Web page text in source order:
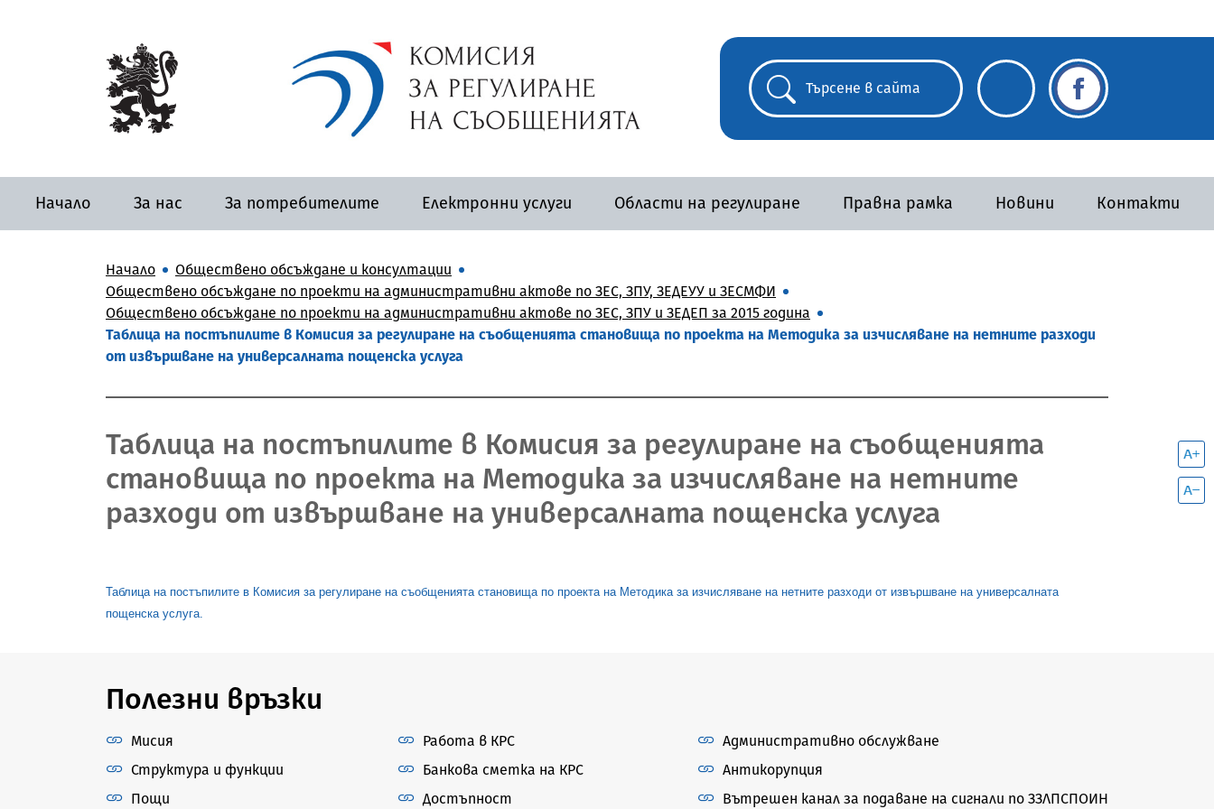
Начало За нас За потребителите Електронни услуги Области на регулиране Правна рамка Новини Контакти
Начало
Обществено обсъждане и консултации
Обществено обсъждане по проекти на административни актове по ЗЕС, ЗПУ, ЗЕДЕУУ и ЗЕСМФИ
Обществено обсъждане по проекти на административни актове по ЗЕС, ЗПУ и ЗЕДЕП за 2015 година
Таблица на постъпилите в Комисия за регулиране на съобщенията становища по проекта на Методика за изчисляване на нетните разходи
от извършване на универсалната пощенска услуга
Таблица на постъпилите в Комисия за регулиране на съобщенията
становища по проекта на Методика за изчисляване на нетните
разходи от извършване на универсалната пощенска услуга
Таблица на постъпилите в Комисия за регулиране на съобщенията становища по проекта на Методика за изчисляване на нетните разходи от извършване на универсалната
пощенска услуга.
Полезни връзки
Мисия
Структура и функции
Пощи
Работа в КРС
Банкова сметка на КРС
Достъпност
Административно обслужване
Антикорупция
Вътрешен канал за подаване на сигнали по ЗЗЛПСПОИН